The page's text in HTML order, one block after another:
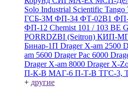
Solo Industrial Scientific Tango
ГСБ-3М ФП-34 ФТ-02В1 ФП-
ФП-12 Chemist 101 / 103 BE
PORRDZBI (Seitron) КИП-
Бинар-1П Drager X-am 2500
am 5600 Drager Pac 6000
Drager X-am 8000 Drager X-
П-К-В МАГ-6 П-Т-В ТГС-3,
+ другие